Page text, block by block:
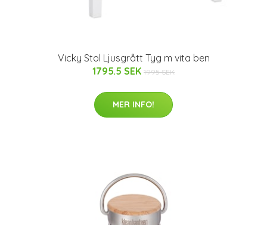
Vicky Stol Ljusgrått Tyg m vita ben
1795.5 SEK 1995 SEK
MER INFO!